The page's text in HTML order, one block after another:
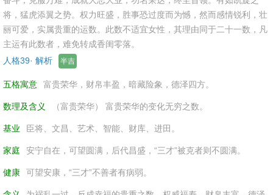
将，猛虎添翼之势。权力旺盛，胜事恐过度而为憾，然而感情锐利，壮
丽可爱，实属贵重的运数。此数不适宜女性，其理由同于二十一数，凡
主运有此数者，难免转成香闺零落。
人格39· 解析
半吉
五格寓意 富贵荣华，财帛丰盈，暗藏险象，德泽四方。
数理及含义 （富贵荣华） 富贵荣华的变化无穷之数。
基业 臣将、文昌、艺术、智能、财库、进田。
家庭 安宁自在，可望圆满，后代昌盛，“三才”被克者则不圆满。
健康 可望安康，“三才”不善者有病弱。